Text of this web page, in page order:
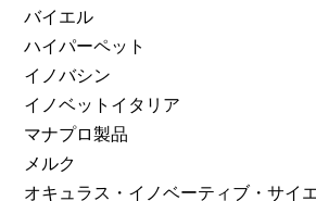
バイエル
ハイパーペット
イノバシン
イノベットイタリア
マナプロ製品
メルク
オキュラス・イノベーティブ・サイ